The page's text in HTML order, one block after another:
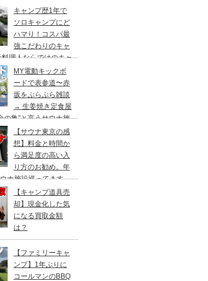
橋河川公園バーベキ
キャンプ歴1年で
ソロキャンプにど
ハマり！コスパ最
強こだわりのキャ
理人ならではのキャ
千葉県一番星キャン
グルキャンプ。
MY電動キックボ
ードで表参道〜赤
坂をぷらぷら雑談
→ 生姜焼き定食屋
の亀”と言うサウナ施
【サウナ東京の感
想】料金と時間か
ら満足度の高い入
り方のお勧め。年
ナ施設巡ってます。
【キャンプ道具売
却】現金化した気
になる買取金額
は？
【ファミリーキャ
ンプ】1年ぶりに
コールマンのBBQ